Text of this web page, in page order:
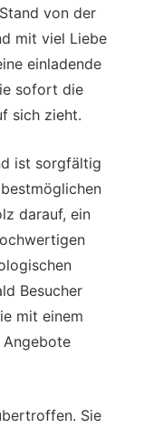
von der
mit viel Liebe
einladende
sofort die
sich zieht.
ist sorgfältig
darauf, ein
Besucher
mit einem
Angebote
Sie